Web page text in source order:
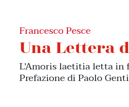
Francesco Pesce
Una Lettera
L'Amoris laetitia letta in
Prefazione di Paolo